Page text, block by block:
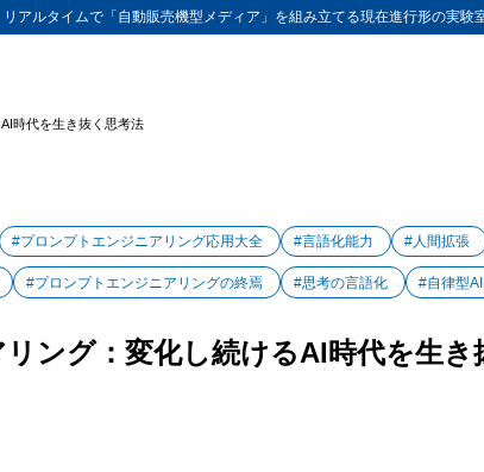
ルタイムで「自動販売機型メディア」を組み立てる現在進行形の実験室
時代を生き抜く思考法
#プロンプトエンジニアリング応用大全 #言語化能力 #人間拡張
#プロンプトエンジニアリングの終焉 #思考の言語化 #自律型
ング：変化し続けるAI時代を生き